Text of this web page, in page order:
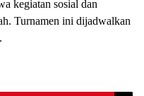
kegiatan sosial dan
Turnamen ini dijadwalkan